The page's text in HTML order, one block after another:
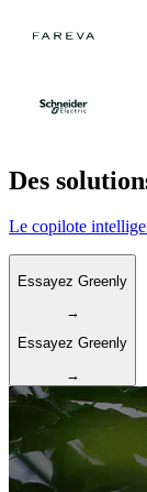
Des
Le copilote
Essayez Greenly
→
Essayez Greenly
→